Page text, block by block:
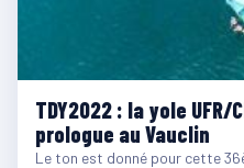
TDY2022 : la yole
prologue au Vauclin
Le ton est donné pour cette